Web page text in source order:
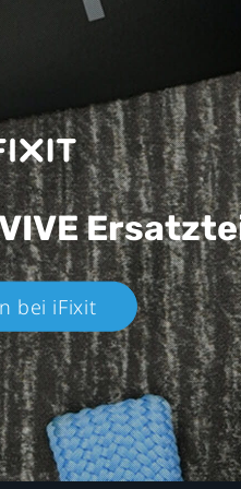
bei iFixit​